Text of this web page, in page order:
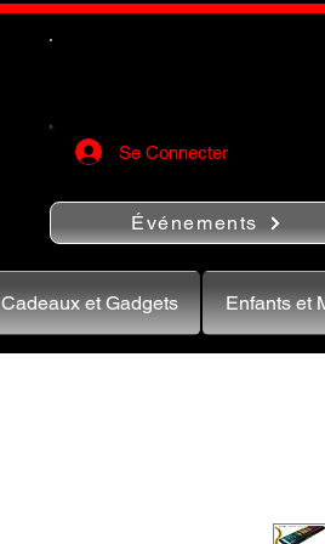
Se Connecter
Événements
Cadeaux et Gadgets Enfants et